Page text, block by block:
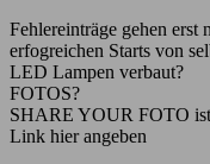
Fehlereinträge gehen erst
erfogreichen Starts von
LED Lampen verbaut?
FOTOS?
SHARE YOUR FOTO
Link hier angeben